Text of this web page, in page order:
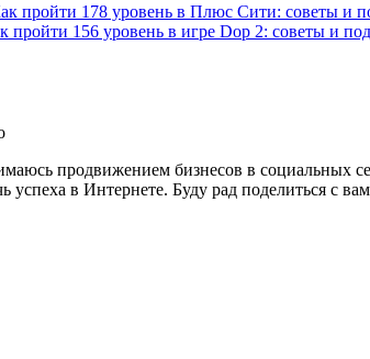
пройти 178 уровень в Плюс Сити: советы и
пройти 156 уровень в игре Dop 2: советы и
продвижением бизнесов в социальных
успеха в Интернете. Буду рад поделиться с